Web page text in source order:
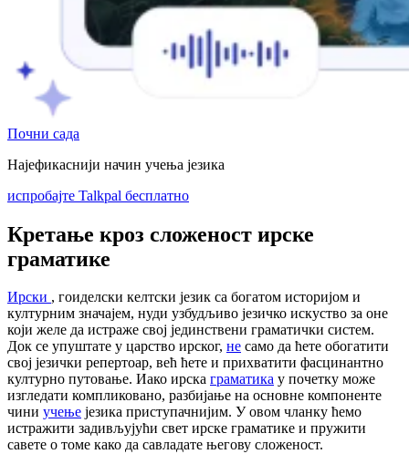
Почни сада
Најефикаснији начин учења језика
испробајте Talkpal бесплатно
Кретање кроз сложеност ирске
граматике
Ирски , гоиделски келтски језик са богатом историјом и
културним значајем, нуди узбудљиво језичко искуство за оне
који желе да истраже свој јединствени граматички систем.
Док се упуштате у царство ирског, не само да ћете обогатити
свој језички репертоар, већ ћете и прихватити фасцинантно
културно путовање. Иако ирска граматика у почетку може
изгледати компликовано, разбијање на основне компоненте
чини учење језика приступачнијим. У овом чланку ћемо
истражити задивљујући свет ирске граматике и пружити
савете о томе како да савладате његову сложеност.